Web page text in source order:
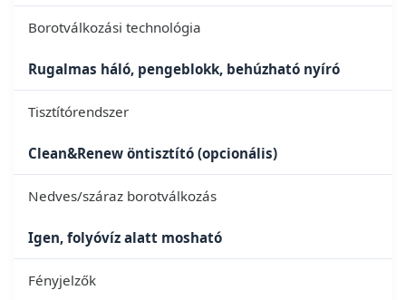
Borotválkozási technológia
Rugalmas háló, pengeblokk, behúzható nyíró
Tisztítórendszer
Clean&Renew öntisztító (opcionális)
Nedves/száraz borotválkozás
Igen, folyóvíz alatt mosható
Fényjelzők